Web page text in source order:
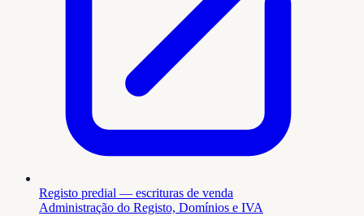
Registo predial — escrituras de venda
Administração do Registo, Domínios e IVA